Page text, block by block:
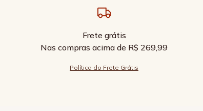
Frete grátis
Nas compras acima de R$ 269,99
Política do Frete Grátis